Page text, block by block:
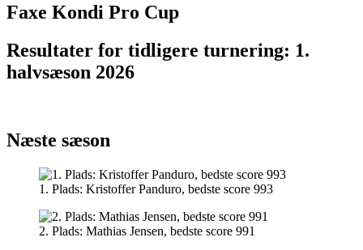
Faxe Kondi Pro Cup
Resultater for tidligere turnering: 1.
halvsæson 2026
Næste sæson
1. Plads: Kristoffer Panduro, bedste score 993
2. Plads: Mathias Jensen, bedste score 991